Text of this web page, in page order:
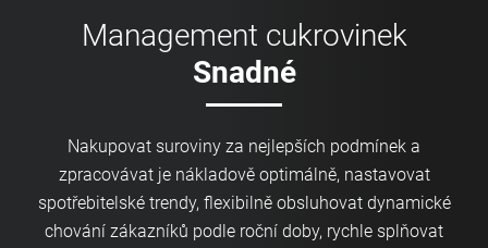
Management cukrovinek
Snadné
Nakupovat suroviny za nejlepších podmínek a
zpracovávat je nákladově optimálně, nastavovat
spotřebitelské trendy, flexibilně obsluhovat dynamické
chování zákazníků podle roční doby, rychle splňovat